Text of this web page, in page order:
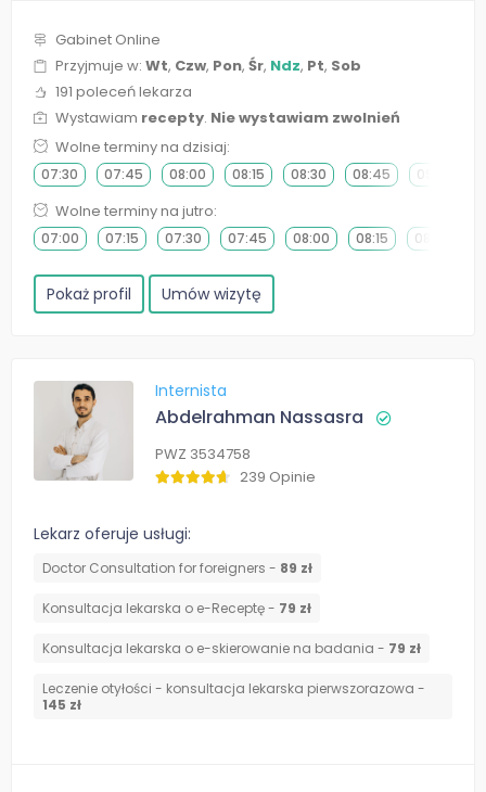
Gabinet Online
Przyjmuje w: Wt, Czw, Pon, Śr, Ndz, Pt, Sob
191 poleceń lekarza
Wystawiam recepty. Nie wystawiam zwolnień
Wolne terminy na dzisiaj:
07:30 07:45 08:00 08:15 08:30 08:45 09:00
Wolne terminy na jutro:
07:00 07:15 07:30 07:45 08:00 08:15 08:30
Pokaż profil Umów wizytę
Internista
Abdelrahman Nassasra
PWZ 3534758
239 Opinie
Lekarz oferuje usługi:
Doctor Consultation for foreigners - 89 zł
Konsultacja lekarska o e-Receptę - 79 zł
Konsultacja lekarska o e-skierowanie na badania - 79 zł
Leczenie otyłości - konsultacja lekarska pierwszorazowa -
145 zł